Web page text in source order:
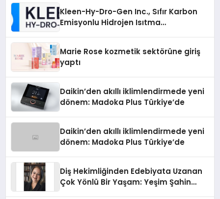
Kleen-Hy-Dro-Gen Inc., Sıfır Karbon
Emisyonlu Hidrojen Isıtma
Marie Rose kozmetik sektörüne giriş
yaptı
Daikin’den akıllı iklimlendirmede yeni
dönem: Madoka Plus Türkiye’de
Daikin’den akıllı iklimlendirmede yeni
dönem: Madoka Plus Türkiye’de
Diş Hekimliğinden Edebiyata Uzanan
Çok Yönlü Bir Yaşam: Yeşim Şahin